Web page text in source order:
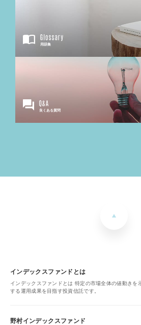
用語集
良くある質問
インデックスファンドとは
インデックスファンドとは 特定の市場全体の値動きを
する運用成果を目指す投資信託です。
野村インデックスファンド